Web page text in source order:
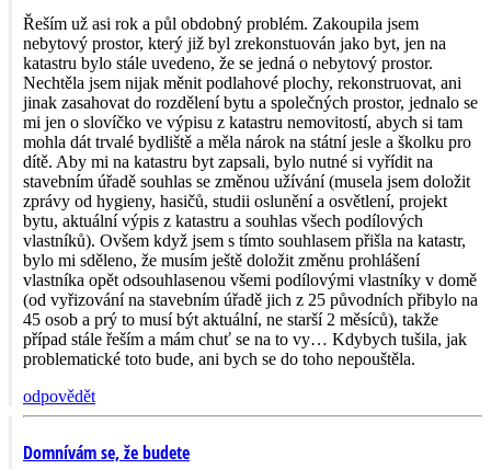
Řeším už asi rok a půl obdobný problém. Zakoupila jsem
nebytový prostor, který již byl zrekonstuován jako byt, jen na
katastru bylo stále uvedeno, že se jedná o nebytový prostor.
Nechtěla jsem nijak měnit podlahové plochy, rekonstruovat, ani
jinak zasahovat do rozdělení bytu a společných prostor, jednalo se
mi jen o slovíčko ve výpisu z katastru nemovitostí, abych si tam
mohla dát trvalé bydliště a měla nárok na státní jesle a školku pro
dítě. Aby mi na katastru byt zapsali, bylo nutné si vyřídit na
stavebním úřadě souhlas se změnou užívání (musela jsem doložit
zprávy od hygieny, hasičů, studii oslunění a osvětlení, projekt
bytu, aktuální výpis z katastru a souhlas všech podílových
vlastníků). Ovšem když jsem s tímto souhlasem přišla na katastr,
bylo mi sděleno, že musím ještě doložit změnu prohlášení
vlastníka opět odsouhlasenou všemi podílovými vlastníky v domě
(od vyřizování na stavebním úřadě jich z 25 původních přibylo na
45 osob a prý to musí být aktuální, ne starší 2 měsíců), takže
případ stále řeším a mám chuť se na to vy… Kdybych tušila, jak
problematické toto bude, ani bych se do toho nepouštěla.
odpovědět
Domnívám se, že budete